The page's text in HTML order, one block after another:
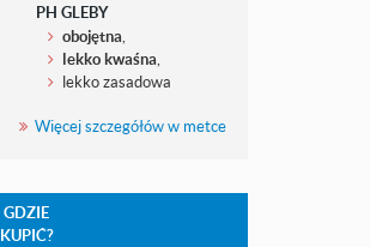
PH GLEBY
obojętna
lekko kwaśna
lekko zasadowa
Więcej szczegółów w metce
GDZIE
KUPIĆ?